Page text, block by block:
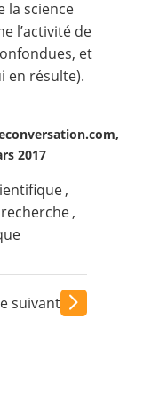
la science
l’activité de
et
en résulte).
2017
,
,
suivant